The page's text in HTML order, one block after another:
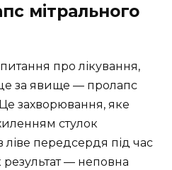
мітрального
про лікування,
за явище — пролапс
захворювання, яке
стулок
ліве передсердя під час
— неповна